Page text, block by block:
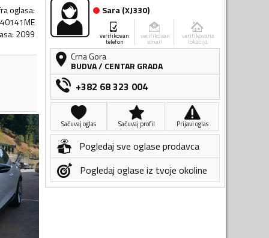
oglasa:
: 2099
Sara(XJ330)
verifikovan
telefon
verifikovan
email
verifikovana
lokacija
Crna Gora
BUDVA/ CENTAR GRADA
+382 68 323 004
Sačuvaj oglas Sačuvaj profil Prijavi oglas
Pogledaj sve oglase prodavca
Pogledaj oglase iz tvoje okoline